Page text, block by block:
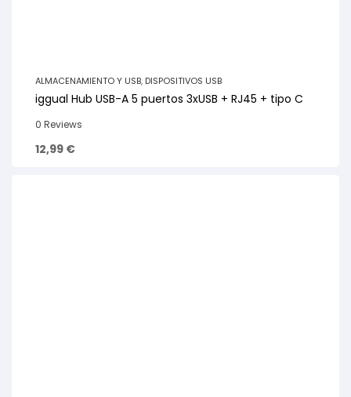
ALMACENAMIENTO Y USB, DISPOSITIVOS USB
iggual Hub USB-A 5 puertos 3xUSB + RJ45 + tipo C
0 Reviews
12,99 €